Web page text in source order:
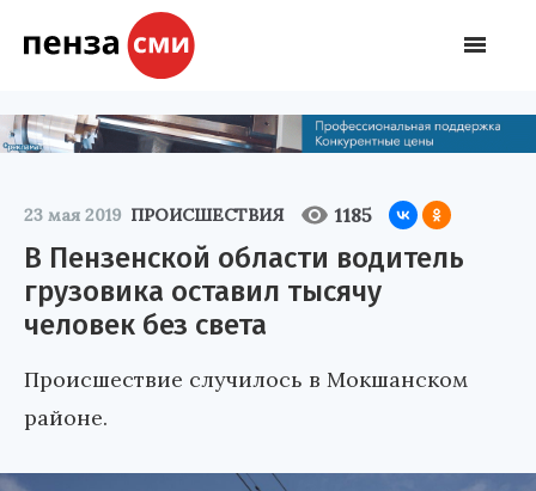
23 мая 2019 ПРОИСШЕСТВИЯ 1185
В Пензенской области водитель
грузовика оставил тысячу
человек без света
Происшествие случилось в Мокшанском
районе.